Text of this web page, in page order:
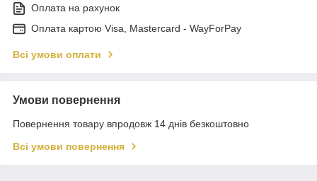
Оплата на рахунок
Оплата картою Visa, Mastercard - WayForPay
Всі умови оплати
Умови повернення
Повернення товару впродовж 14 днів безкоштовно
Всі умови повернення